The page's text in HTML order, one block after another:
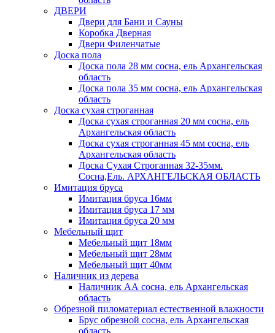
ДВЕРИ
Двери для Бани и Сауны
Коробка Дверная
Двери Филенчатые
Доска пола
Доска пола 28 мм сосна, ель Архангельская
область
Доска пола 35 мм сосна, ель Архангельская
область
Доска сухая строганная
Доска сухая строганная 20 мм сосна, ель
Архангельская область
Доска сухая строганная 45 мм сосна, ель
Архангельская область
Доска Сухая Строганная 32-35мм.
Сосна,Ель. АРХАНГЕЛЬСКАЯ ОБЛАСТЬ
Имитация бруса
Имитация бруса 16мм
Имитация бруса 17 мм
Имитация бруса 20 мм
Мебельный щит
Мебельный щит 18мм
Мебельный щит 28мм
Мебельный щит 40мм
Наличник из дерева
Наличник АА сосна, ель Архангельская
область
Обрезной пиломатериал естественной влажности
Брус обрезной сосна, ель Архангельская
область